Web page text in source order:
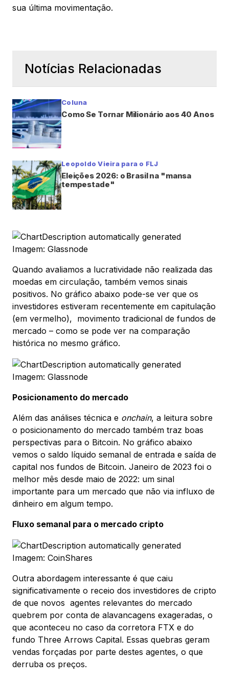
sua última movimentação.
Notícias Relacionadas
Coluna
Como Se Tornar Milionário aos 40 Anos
Leopoldo Vieira para o FLJ
Eleições 2026: o Brasil na "mansa
tempestade"
Imagem: Glassnode
Quando avaliamos a lucratividade não realizada das
moedas em circulação, também vemos sinais
positivos. No gráfico abaixo pode-se ver que os
investidores estiveram recentemente em capitulação
(em vermelho), movimento tradicional de fundos de
mercado – como se pode ver na comparação
histórica no mesmo gráfico.
Imagem: Glassnode
Posicionamento do mercado
Além das análises técnica e onchain, a leitura sobre
o posicionamento do mercado também traz boas
perspectivas para o Bitcoin. No gráfico abaixo
vemos o saldo líquido semanal de entrada e saída de
capital nos fundos de Bitcoin. Janeiro de 2023 foi o
melhor mês desde maio de 2022: um sinal
importante para um mercado que não via influxo de
dinheiro em algum tempo.
Fluxo semanal para o mercado cripto
Imagem: CoinShares
Outra abordagem interessante é que caiu
significativamente o receio dos investidores de cripto
de que novos agentes relevantes do mercado
quebrem por conta de alavancagens exageradas, o
que aconteceu no caso da corretora FTX e do
fundo Three Arrows Capital. Essas quebras geram
vendas forçadas por parte destes agentes, o que
derruba os preços.